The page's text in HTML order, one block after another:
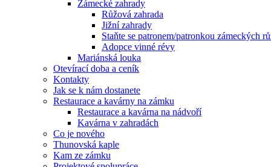
Zámecké zahrady
Růžová zahrada
Jižní zahrady
Staňte se patronem/patronkou zámeckých
Adopce vinné révy
Mariánská louka
Otevírací doba a ceník
Kontakty
Jak se k nám dostanete
Restaurace a kavárny na zámku
Restaurace a kavárna na nádvoří
Kavárna v zahradách
Co je nového
Thunovská kaple
Kam ze zámku